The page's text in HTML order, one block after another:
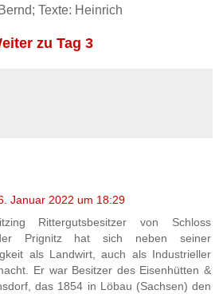
Texte: Heinrich
zu Tag 3
Januar 2022 um 18:29
Rittergutsbesitzer von Schloss
Prignitz hat sich neben seiner
als Landwirt, auch als Industrieller
Er war Besitzer des Eisenhütten &
das 1854 in Löbau (Sachsen) den